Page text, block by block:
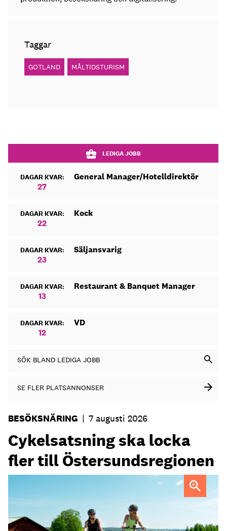
Taggar
GOTLAND MÅLTIDSTURISM
LEDIGA JOBB
DAGAR KVAR:
27
General Manager/Hotelldirektör
DAGAR KVAR:
22
Kock
DAGAR KVAR:
23
Säljansvarig
DAGAR KVAR:
13
Restaurant & Banquet Manager
DAGAR KVAR:
12
VD
SÖK BLAND LEDIGA JOBB
SE FLER PLATSANNONSER
BESÖKSNÄRING | 7 augusti 2026
Cykelsatsning ska locka
fler till Östersundsregionen